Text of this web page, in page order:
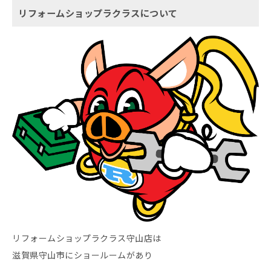
リフォームショップラクラスについて
リフォームショップラクラス守山店は
滋賀県守山市にショールームがあり